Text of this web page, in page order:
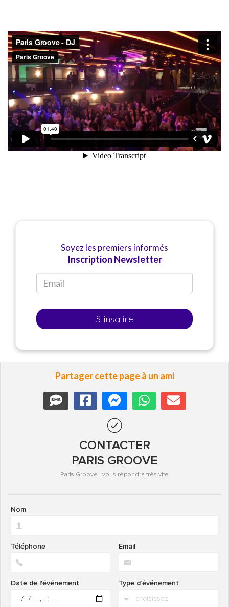
Soyez les premiers informés
Inscription Newsletter
S'inscrire
Partager cette page à un ami
CONTACTER
PARIS GROOVE
Paris Groove , vous répondra très vite
Nom
Email
Téléphone
Type d’événement
Date de l'événement